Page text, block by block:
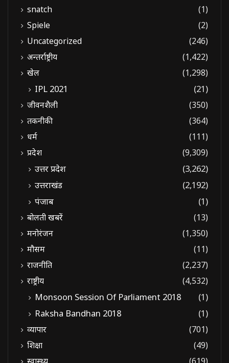
snatch
(1)
Spiele
(2)
Uncategorized
(246)
अन्तर्राष्ट्रीय
(1,422)
खेल
(1,298)
IPL 2021 (21)
जीवनशैली
(350)
तकनीकी
(364)
धर्म
(111)
प्रदेश
(9,309)
उत्तर प्रदेश
(3,262)
उत्तराखंड
(2,192)
पंजाब
(1)
बोलती खबरें
(13)
मनोरंजन
(1,350)
मौसम
(11)
राजनीति
(2,237)
राष्ट्रीय
(4,532)
Monsoon Session Of Parliament 2018
(1)
Raksha Bandhan 2018
(1)
व्यापार
(701)
शिक्षा
(49)